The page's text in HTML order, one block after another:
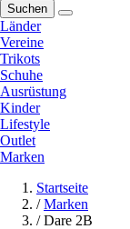
Suchen
Länder
Vereine
Trikots
Schuhe
Ausrüstung
Kinder
Lifestyle
Outlet
Marken
Startseite
/ Marken
/ Dare 2B